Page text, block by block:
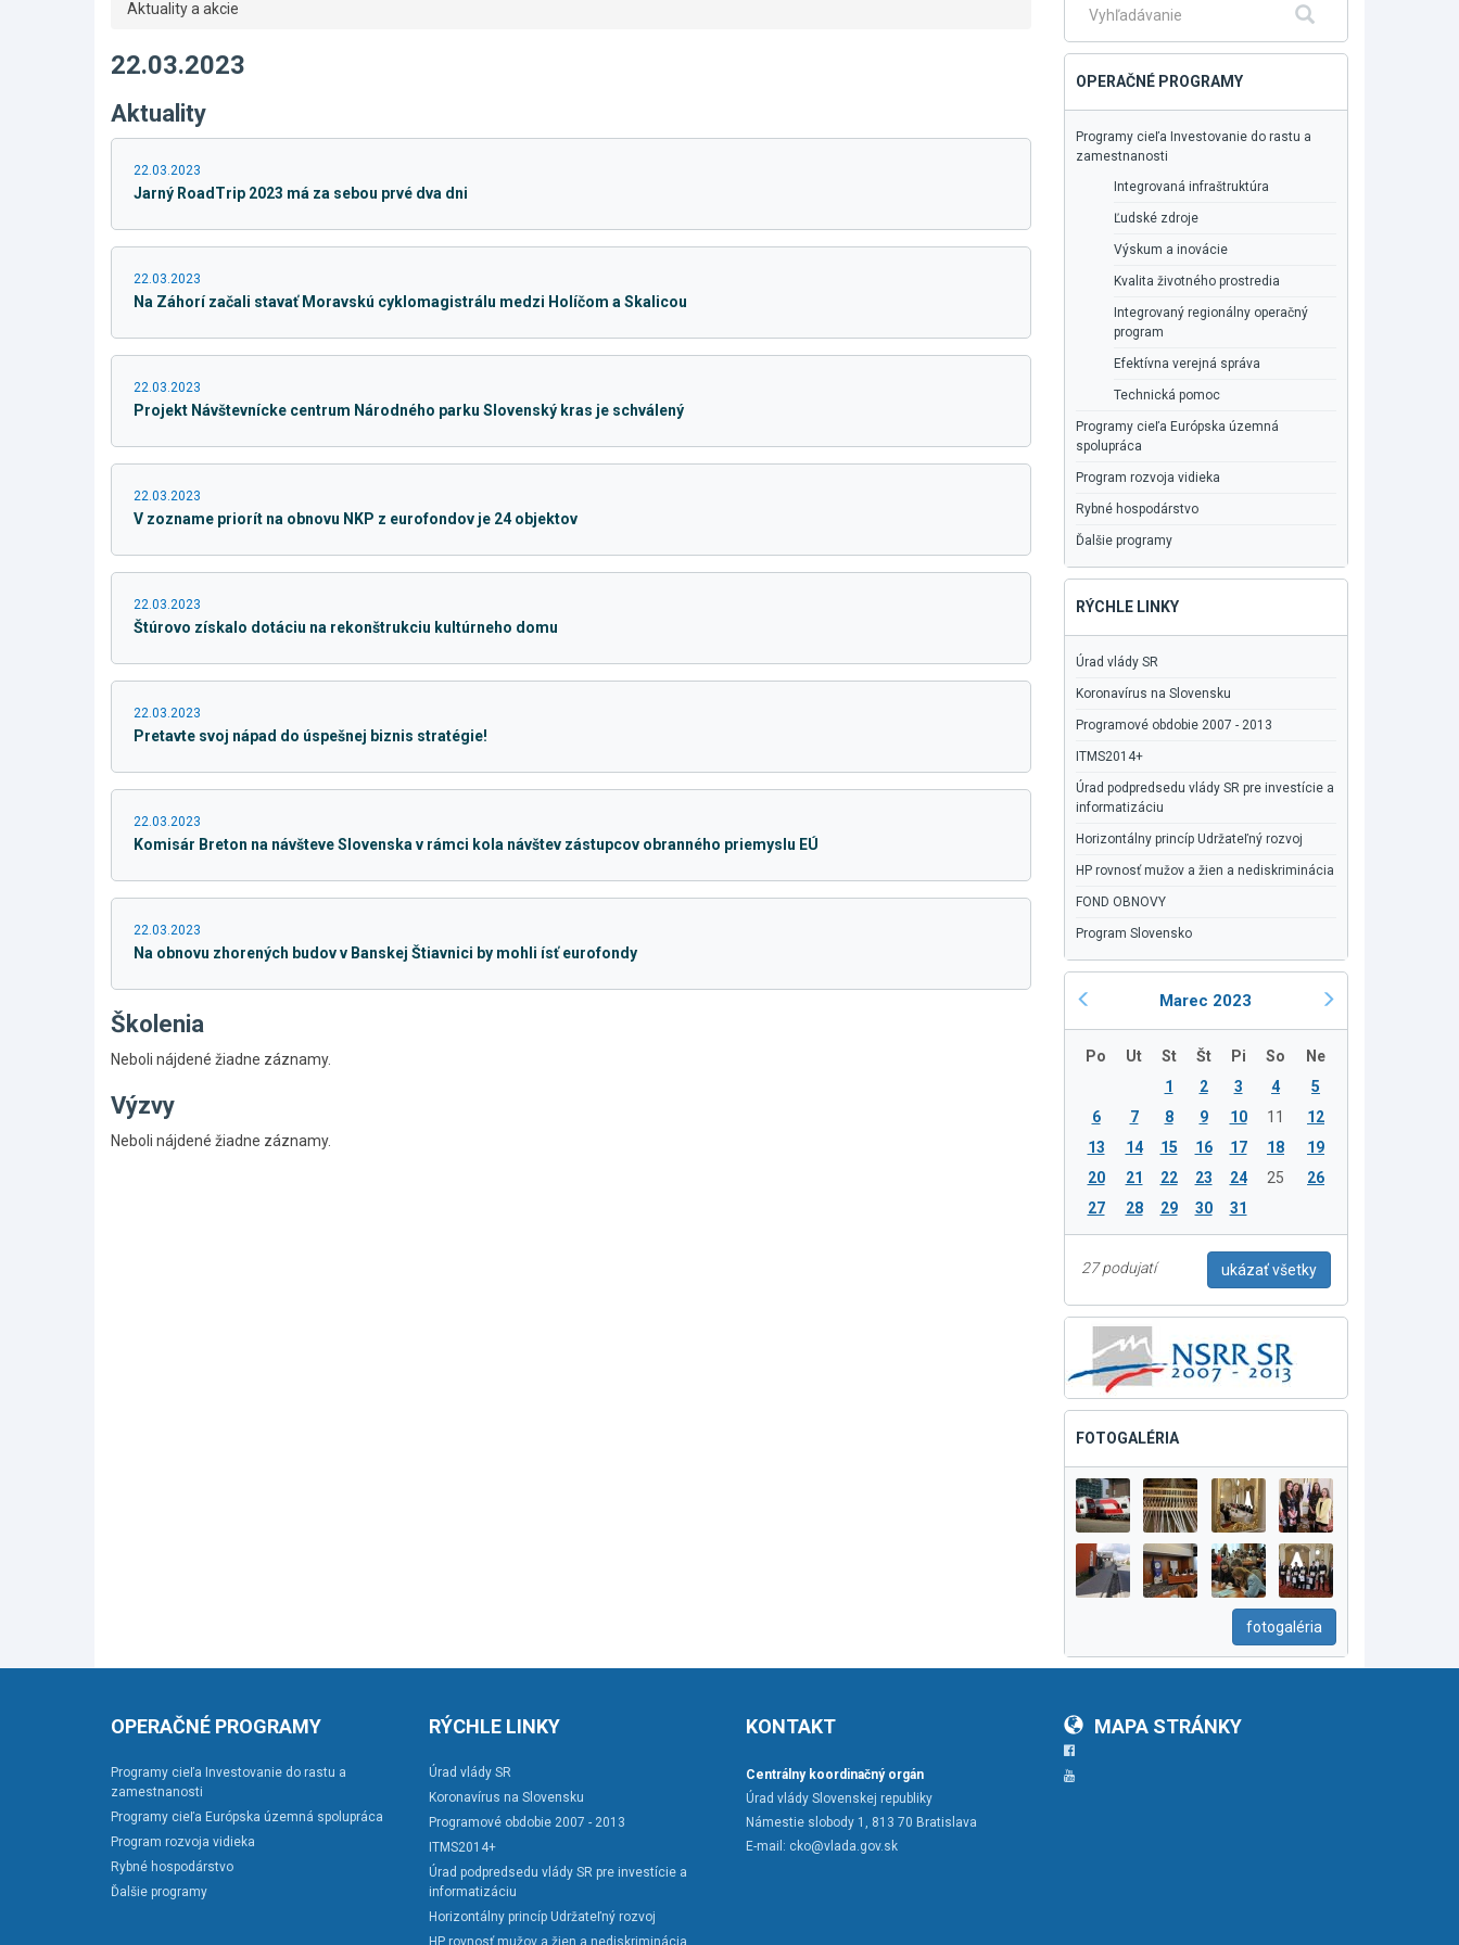
Aktuality a akcie
22.03.2023
Aktuality
22.03.2023
Jarný RoadTrip 2023 má za sebou prvé dva dni
22.03.2023
Na Záhorí začali stavať Moravskú cyklomagistrálu medzi Holíčom a Skalicou
22.03.2023
Projekt Návštevnícke centrum Národného parku Slovenský kras je schválený
22.03.2023
V zozname priorít na obnovu NKP z eurofondov je 24 objektov
22.03.2023
Štúrovo získalo dotáciu na rekonštrukciu kultúrneho domu
22.03.2023
Pretavte svoj nápad do úspešnej biznis stratégie!
22.03.2023
Komisár Breton na návšteve Slovenska v rámci kola návštev zástupcov obranného priemyslu EÚ
22.03.2023
Na obnovu zhorených budov v Banskej Štiavnici by mohli ísť eurofondy
Školenia
Neboli nájdené žiadne záznamy.
Výzvy
Neboli nájdené žiadne záznamy.
Fulltextové
OPERAČNÉ PROGRAMY
Programy cieľa Investovanie do rastu a
zamestnanosti
Integrovaná infraštruktúra
Ľudské zdroje
Výskum a inovácie
Kvalita životného prostredia
Integrovaný regionálny operačný
program
Efektívna verejná správa
Technická pomoc
Programy cieľa Európska územná
spolupráca
Program rozvoja vidieka
Rybné hospodárstvo
Ďalšie programy
RÝCHLE LINKY
Úrad vlády SR
Koronavírus na Slovensku
Programové obdobie 2007 - 2013
ITMS2014+
Úrad podpredsedu vlády SR pre investície a
informatizáciu
Horizontálny princíp Udržateľný rozvoj
HP rovnosť mužov a žien a nediskriminácia
FOND OBNOVY
Program Slovensko
Marec 2023
Po Ut St Št Pi So
Ne
1
2 3 4
5
6
7 8 9 10 11
12
13
14 15 16 17 18
19
20
21 22 23 24 25
26
27
28 29 30 31
27 podujatí ukázať všetky
FOTOGALÉRIA
fotogaléria
OPERAČNÉ PROGRAMY
Programy cieľa Investovanie do rastu a
zamestnanosti
Programy cieľa Európska územná spolupráca
Program rozvoja vidieka
Rybné hospodárstvo
Ďalšie programy
RÝCHLE LINKY
Úrad vlády SR
Koronavírus na Slovensku
Programové obdobie 2007 - 2013
ITMS2014+
Úrad podpredsedu vlády SR pre investície a
informatizáciu
Horizontálny princíp Udržateľný rozvoj
HP rovnosť mužov a žien a nediskriminácia
KONTAKT
Centrálny koordinačný orgán
Úrad vlády Slovenskej republiky
Námestie slobody 1, 813 70 Bratislava
E-mail: cko@vlada.gov.sk
MAPA STRÁNKY
Facebook
YouTube